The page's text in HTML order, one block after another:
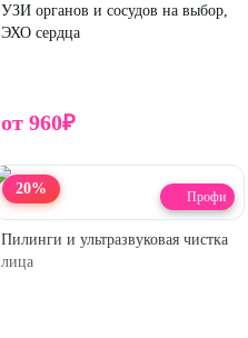
УЗИ органов и сосудов на выбор,
ЭХО сердца
от 960₽
20% Профи
Пилинги и ультразвуковая чистка
лица